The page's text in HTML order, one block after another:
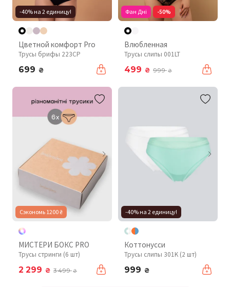
-40% на 2 единицу!
Цветной комфорт Pro
Трусы брифы 223CP
699 ₴
Фан Дні -50%
Влюбленная
Трусы слипы 001LT
499 ₴ 999₴
Сэкономь 1200 ₴
МИСТЕРИ БОКС PRO
Трусы стринги (6 шт)
2 299 ₴ 3 499₴
-40% на 2 единицу!
Коттонусси
Трусы слипы 301K (2 шт)
999 ₴